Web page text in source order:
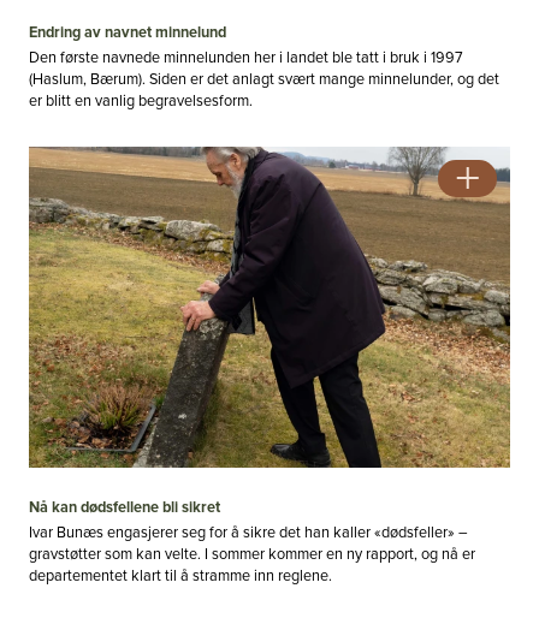
Endring av navnet minnelund
Den første navnede minnelunden her i landet ble tatt i bruk i 1997
(Haslum, Bærum). Siden er det anlagt svært mange minnelunder, og det
er blitt en vanlig begravelsesform.
Nå kan dødsfellene bli sikret
Ivar Bunæs engasjerer seg for å sikre det han kaller «dødsfeller» –
gravstøtter som kan velte. I sommer kommer en ny rapport, og nå er
departementet klart til å stramme inn reglene.